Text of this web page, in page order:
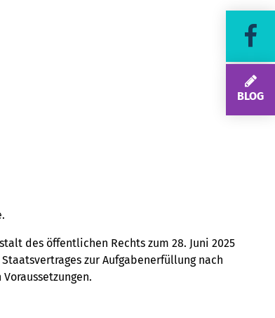
des öffentlichen Rechts zum 28. Juni 2025
zur Aufgabenerfüllung nach
BLOG